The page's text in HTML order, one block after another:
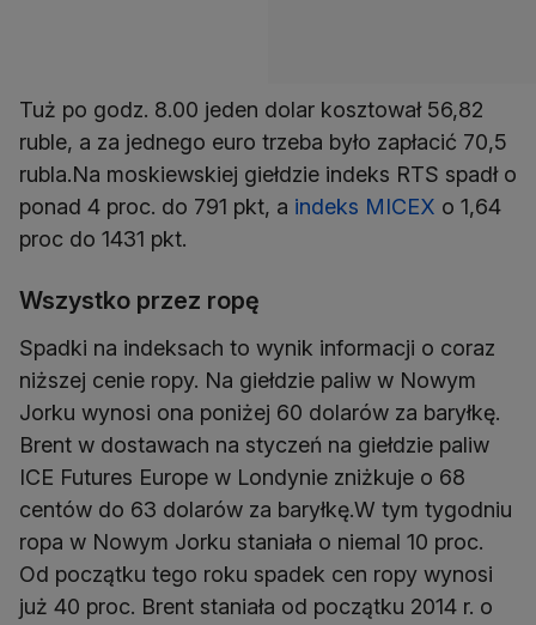
Tuż po godz. 8.00 jeden dolar kosztował 56,82
ruble, a za jednego euro trzeba było zapłacić 70,5
rubla.Na moskiewskiej giełdzie indeks RTS spadł o
ponad 4 proc. do 791 pkt, a indeks MICEX o 1,64
proc do 1431 pkt.
Wszystko przez ropę
Spadki na indeksach to wynik informacji o coraz
niższej cenie ropy. Na giełdzie paliw w Nowym
Jorku wynosi ona poniżej 60 dolarów za baryłkę.
Brent w dostawach na styczeń na giełdzie paliw
ICE Futures Europe w Londynie zniżkuje o 68
centów do 63 dolarów za baryłkę.W tym tygodniu
ropa w Nowym Jorku staniała o niemal 10 proc.
Od początku tego roku spadek cen ropy wynosi
już 40 proc. Brent staniała od początku 2014 r. o